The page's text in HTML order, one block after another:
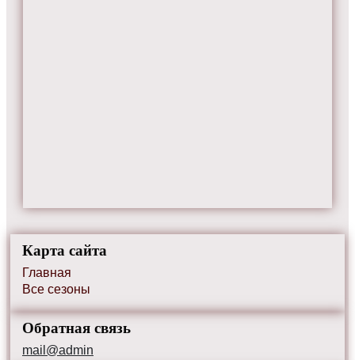
Карта сайта
Главная
Все сезоны
Обратная связь
mail@admin